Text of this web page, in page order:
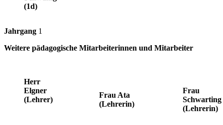
(1d)
Jahrgang 1
Weitere pädagogische Mitarbeiterinnen und Mitarbeiter
Herr
Elgner
(Lehrer)
Frau Ata
(Lehrerin)
Frau
Schwarting
(Lehrerin)